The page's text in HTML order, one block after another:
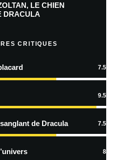
de vos commentaires sont
LE CHIEN
DRACULA
CRITIQUES
7.5
9.5
de Dracula 7.5
8